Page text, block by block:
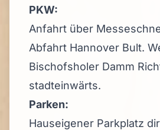
PKW:
Anfahrt über
Abfahrt Hannover Bult.
Bischofsholer Damm
stadteinwärts.
Parken:
Hauseigener Parkplatz